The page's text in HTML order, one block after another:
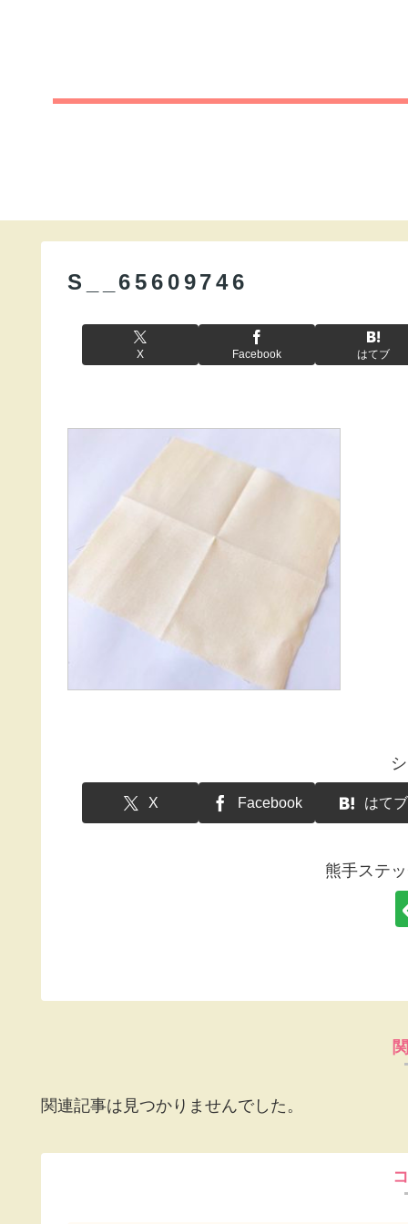
S__65609746
X Facebook はてブ
X Facebook はてブ
熊手ステ
関連記事は見つかりませんでした。